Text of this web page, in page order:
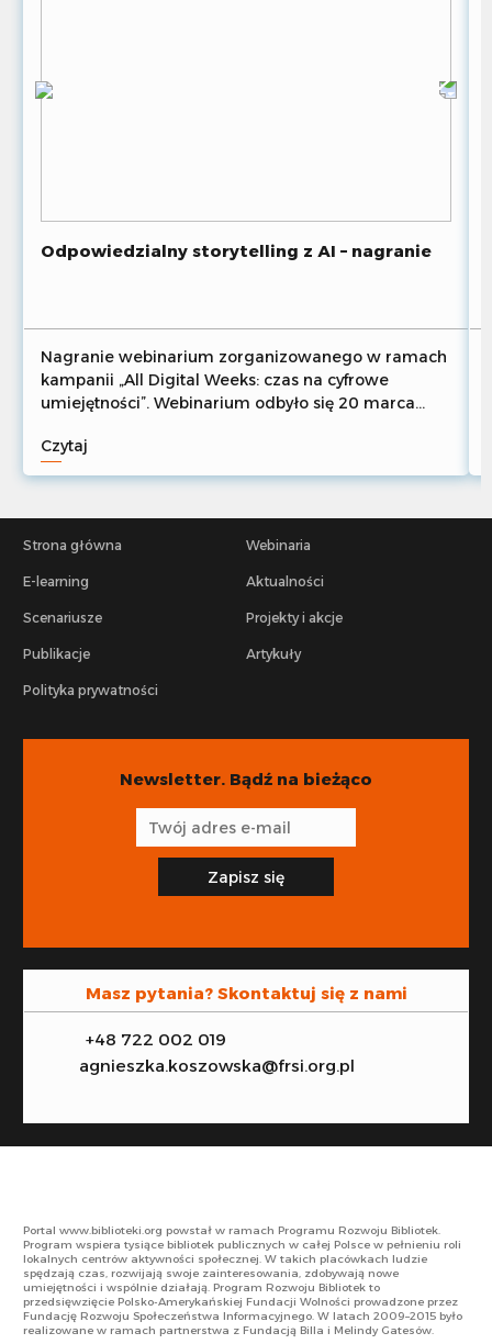
Odpowiedzialny storytelling z AI – nagranie
Nagranie webinarium zorganizowanego w ramach
kampanii „All Digital Weeks: czas na cyfrowe
umiejętności”. Webinarium odbyło się 20 marca
Czytaj
Strona główna Webinaria
E-learning Aktualności
Scenariusze Projekty i akcje
Publikacje Artykuły
Polityka prywatności
Newsletter. Bądź na bieżąco
Zapisz się
Masz pytania? Skontaktuj się z nami
+48 722 002 019
agnieszka.koszowska@frsi.org.pl
Portal www.biblioteki.org powstał w ramach Programu Rozwoju Bibliotek.
Program wspiera tysiące bibliotek publicznych w całej Polsce w pełnieniu roli
lokalnych centrów aktywności społecznej. W takich placówkach ludzie
spędzają czas, rozwijają swoje zainteresowania, zdobywają nowe
umiejętności i wspólnie działają. Program Rozwoju Bibliotek to
przedsięwzięcie Polsko-Amerykańskiej Fundacji Wolności prowadzone przez
Fundację Rozwoju Społeczeństwa Informacyjnego. W latach 2009–2015 było
realizowane w ramach partnerstwa z Fundacją Billa i Melindy Gatesów.